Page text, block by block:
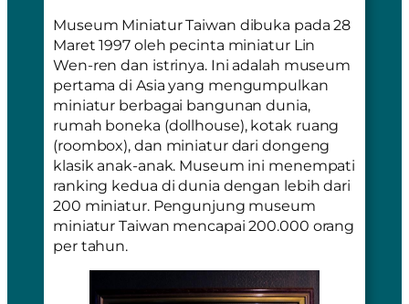
Museum Miniatur Taiwan dibuka pada 28
Maret 1997 oleh pecinta miniatur Lin
Wen-ren dan istrinya. Ini adalah museum
pertama di Asia yang mengumpulkan
miniatur berbagai bangunan dunia,
rumah boneka (dollhouse), kotak ruang
(roombox), dan miniatur dari dongeng
klasik anak-anak. Museum ini menempati
ranking kedua di dunia dengan lebih dari
200 miniatur. Pengunjung museum
miniatur Taiwan mencapai 200.000 orang
per tahun.